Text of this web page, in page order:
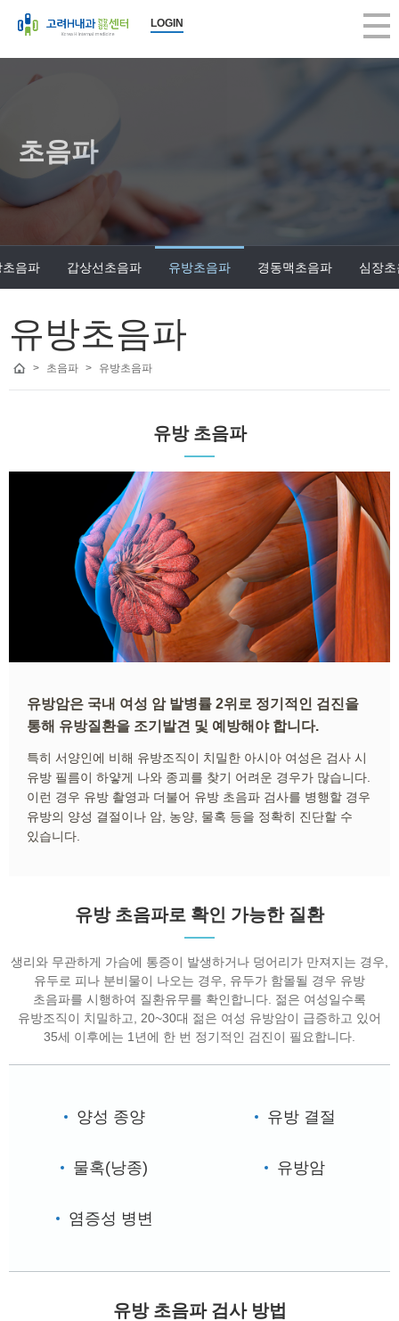
LOGIN
초음파
초음파 갑상선초음파 유방초음파 경동맥초음파 심장
유방초음파
> 초음파 > 유방초음파
유방 초음파
유방암은 국내 여성 암 발병률 2위로 정기적인 검진을
통해 유방질환을 조기발견 및 예방해야 합니다.
특히 서양인에 비해 유방조직이 치밀한 아시아 여성은 검사 시
유방 필름이 하얗게 나와 종괴를 찾기 어려운 경우가 많습니다.
이런 경우 유방 촬영과 더불어 유방 초음파 검사를 병행할 경우
유방의 양성 결절이나 암, 농양, 물혹 등을 정확히 진단할 수
있습니다.
유방 초음파로 확인 가능한 질환
생리와 무관하게 가슴에 통증이 발생하거나 덩어리가 만져지는 경우,
유두로 피나 분비물이 나오는 경우, 유두가 함몰될 경우 유방
초음파를 시행하여 질환유무를 확인합니다. 젊은 여성일수록
유방조직이 치밀하고, 20~30대 젊은 여성 유방암이 급증하고 있어
35세 이후에는 1년에 한 번 정기적인 검진이 필요합니다.
양성 종양 유방 결절
물혹(낭종) 유방암
염증성 병변
유방 초음파 검사 방법